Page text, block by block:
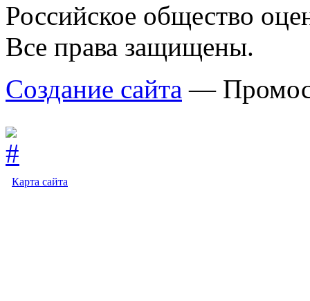
Российское общество
Все права защищены.
Создание сайта —
Карта сайта